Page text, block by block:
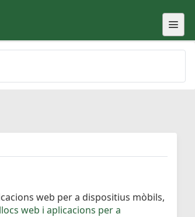
web per a dispositius mòbils,
web i aplicacions per a